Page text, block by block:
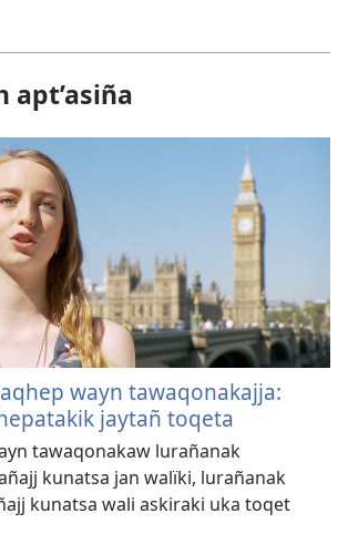
apt’asiña
wayn tawaqonakajja:
jaytañ toqeta
tawaqonakaw lurañanak
kunatsa jan walïki, lurañanak
kunatsa wali askiraki uka toqet